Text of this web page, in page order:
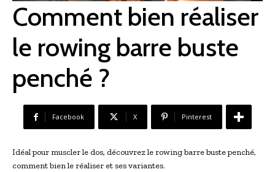
Comment bien réaliser
le rowing barre buste
penché ?
Facebook X Pinterest
Idéal pour muscler le dos, découvrez le rowing barre buste penché,
comment bien le réaliser et ses variantes.